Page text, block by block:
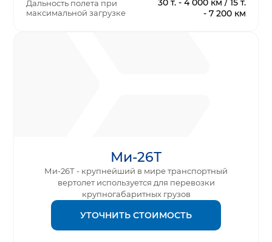
Дальность полета при
максимальной загрузке
30 т. - 4 000 км / 15 т.
- 7 200 км
Ми-26Т
Ми-26Т - крупнейший в мире транспортный
вертолет используется для перевозки
крупногабаритных грузов
УТОЧНИТЬ СТОИМОСТЬ